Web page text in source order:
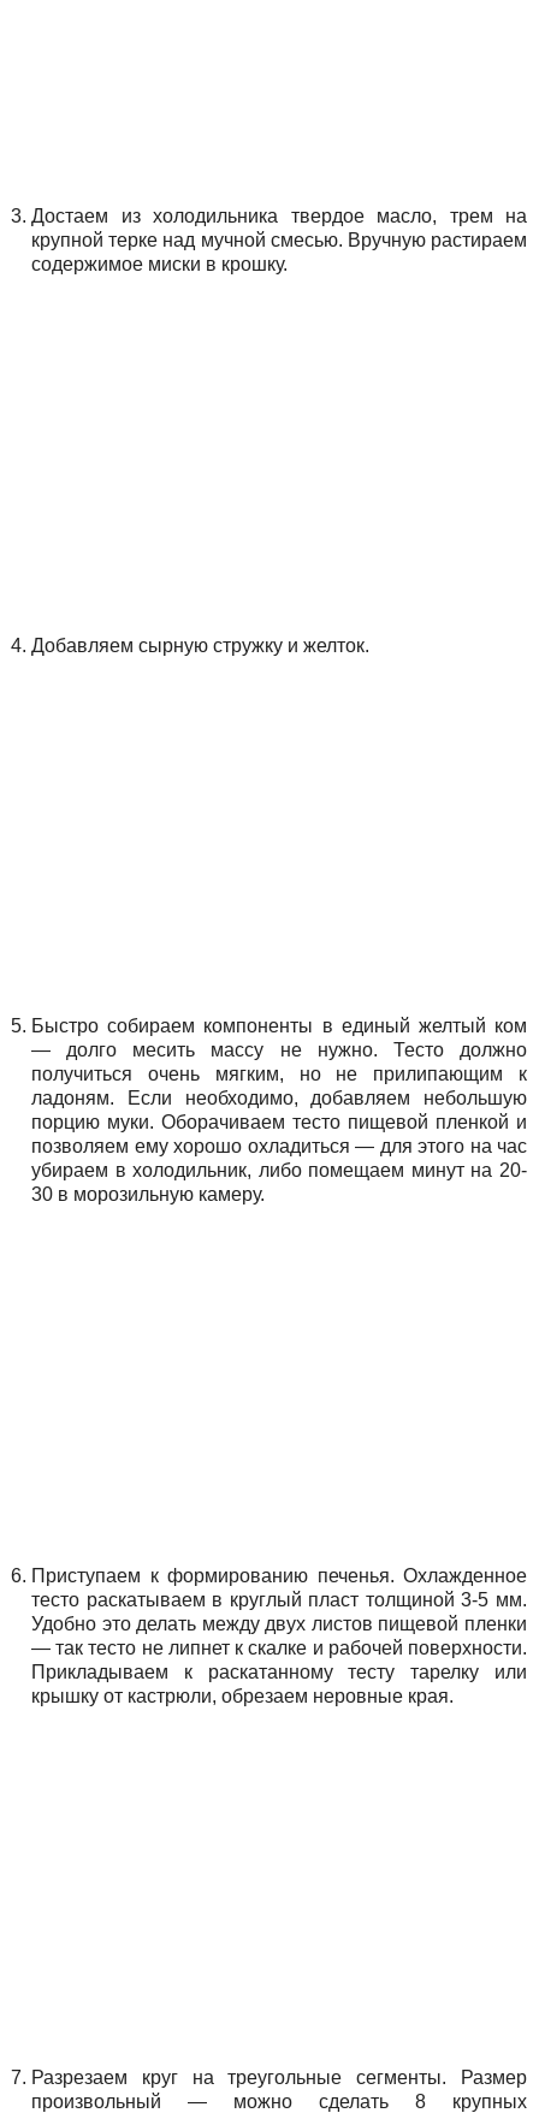
Достаем из холодильника твердое масло, трем на
крупной терке над мучной смесью. Вручную растираем
содержимое миски в крошку.
Добавляем сырную стружку и желток.
Быстро собираем компоненты в единый желтый ком
— долго месить массу не нужно. Тесто должно
получиться очень мягким, но не прилипающим к
ладоням. Если необходимо, добавляем небольшую
порцию муки. Оборачиваем тесто пищевой пленкой и
позволяем ему хорошо охладиться — для этого на час
убираем в холодильник, либо помещаем минут на 20-
30 в морозильную камеру.
Приступаем к формированию печенья. Охлажденное
тесто раскатываем в круглый пласт толщиной 3-5 мм.
Удобно это делать между двух листов пищевой пленки
— так тесто не липнет к скалке и рабочей поверхности.
Прикладываем к раскатанному тесту тарелку или
крышку от кастрюли, обрезаем неровные края.
Разрезаем круг на треугольные сегменты. Размер
произвольный — можно сделать 8 крупных